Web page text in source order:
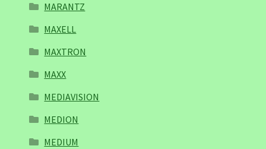
MARANTZ
MAXELL
MAXTRON
MAXX
MEDIAVISION
MEDION
MEDIUM